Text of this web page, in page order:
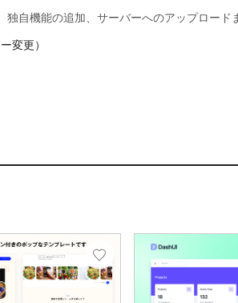
自機能の追加、サーバーへのアップロード
変更）